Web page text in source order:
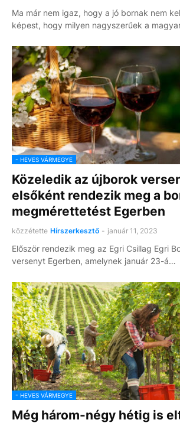
Ma már nem igaz, hogy a jó bornak nem
képest, hogy milyen nagyszerűek a
- HEVES VÁRMEGYE
Közeledik az újborok
elsőként rendezik meg a
megmérettetést Egerben
közzétette Hírszerkesztő - január 11, 2023
Először rendezik meg az Egri Csillag Egri
versenyt Egerben, amelynek január 23-á…
- HEVES VÁRMEGYE
Még három-négy hétig is